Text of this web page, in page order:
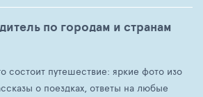
по городам и странам
состоит путешествие: яркие фото изо
о поездках, ответы на любые